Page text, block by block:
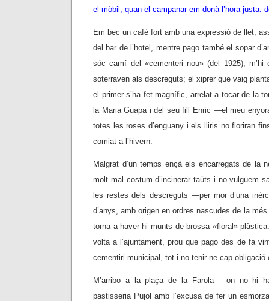
el mòbil, quan el campanar em donà l’hora justa:
Em bec un cafè fort amb una expressió de llet,
del bar de l’hotel, mentre pago també el sopar
sóc camí del «cementeri nou» (del 1925), m’hi
soterraven als descreguts; el xiprer que vaig
el primer s’ha fet magnífic, arrelat a tocar de la
la Maria Guapa i del seu fill Enric —el meu
totes les roses d’enguany i els lliris no floriran
comiat a l’hivern.
Malgrat d’un temps ençà els encarregats de la
molt mal costum d’incinerar taüts i no vulguem
les restes dels descreguts —per mor d’una
d’anys, amb origen en ordres nascudes de la
torna a haver-hi munts de brossa «floral»
volta a l’ajuntament, prou que pago des de fa
cementiri municipal, tot i no tenir-ne cap obligació
M’arribo a la plaça de la Farola —on no hi
pastisseria Pujol amb l’excusa de fer un